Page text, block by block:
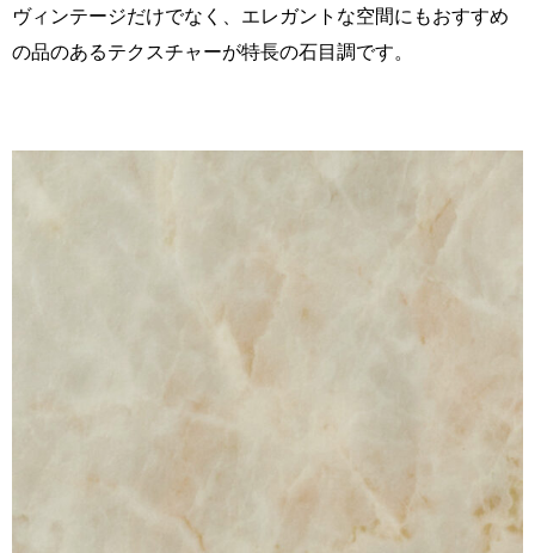
ヴィンテージだけでなく、エレガントな空間にもおすすめ
の品のあるテクスチャーが特長の石目調です。